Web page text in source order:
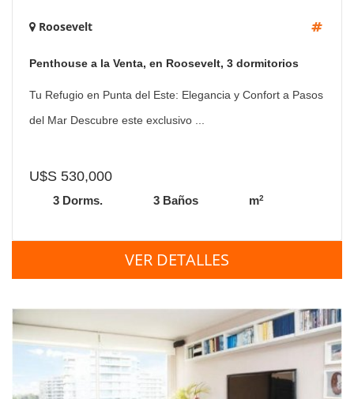
Roosevelt
Penthouse a la Venta, en Roosevelt, 3 dormitorios
Tu Refugio en Punta del Este: Elegancia y Confort a Pasos
del Mar Descubre este exclusivo ...
U$S 530,000
3 Dorms. 3 Baños m2
VER DETALLES